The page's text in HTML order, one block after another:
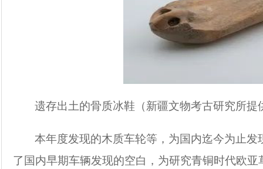
遗存出土的骨质冰鞋（新疆文物考古研究所提
本年度发现的木质车轮等，为国内迄今为止
了国内早期车辆发现的空白，为研究青铜时代欧